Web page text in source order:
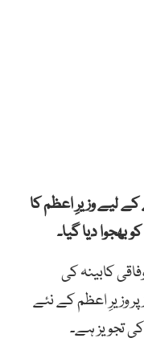
کے لیے وزیرِ اعظم کا
دیا گیا۔
کابینہ کی
وزیرِ اعظم کے نئے
تجویز ہے۔